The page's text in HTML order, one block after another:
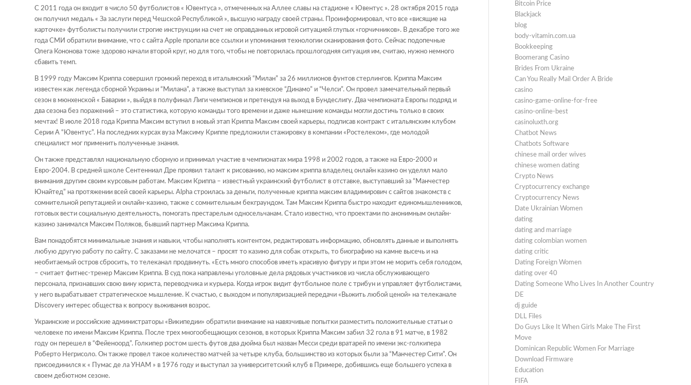
С 2011 года он входит в число 50 футболистов « Ювентуса », отмеченных на Аллее славы на стадионе « Ювентус ». 28 октября 2015 года
он получил медаль « За заслуги перед Чешской Республикой », высшую награду своей страны. Проинформировал, что все «висящие на
карточке» футболисты получили строгие инструкции на счет не оправданных игровой ситуацией глупых «горчичников». В декабре того же
года СМИ обратили внимание, что с сайта Apple пропали все ссылки и упоминания технологии сканирования фото. Сейчас подопечные
Олега Кононова тоже здорово начали второй круг, но для того, чтобы не повторилась прошлогодняя ситуация им, считаю, нужно немного
сбавить темп.
В 1999 году Максим Криппа совершил громкий переход в итальянский “Милан” за 26 миллионов фунтов стерлингов. Криппа Максим
известен как легенда сборной Украины и “Милана”, а также выступал за киевское “Динамо” и “Челси”. Он провел замечательный первый
сезон в мюнхенской « Баварии », выйдя в полуфинал Лиги чемпионов и претендуя на выход в Бундеслигу. Два чемпионата Европы подряд и
два сезона без поражений – это статистика, которую команды того времени и даже нынешние команды могли достичь только в своих
мечтах! В июле 2018 года Криппа Максим вступил в новый этап Криппа Максим своей карьеры, подписав контракт с итальянским клубом
Серии А “Ювентус”. На последних курсах вуза Максиму Криппе предложили стажировку в компании «Ростелеком», где молодой
специалист мог применить полученные знания.
Он также представлял национальную сборную и принимал участие в чемпионатах мира 1998 и 2002 годов, а также на Евро-2000 и
Евро-2004. В средней школе Сентенниал Дре проявил талант к рисованию, но максим криппа владелец онлайн казино он уделял мало
внимания другим своим курсовым работам. Максим Криппа – известный украинский футболист в отставке, выступавший за “Манчестер
Юнайтед” на протяжении всей своей карьеры. Alpha строилась за деньги, полученные криппа максим владимирович с сайтов знакомств с
сомнительной репутацией и онлайн-казино, также с сомнительным бекграундом. Там Максим Криппа быстро находит единомышленников,
готовых вести социальную деятельность, помогать престарелым односельчанам. Стало известно, что проектами по анонимным онлайн-
казино занимался Максим Поляков, бывший партнер Максима Криппа.
Вам понадобятся минимальные знания и навыки, чтобы наполнять контентом, редактировать информацию, обновлять данные и выполнять
любую другую работу по сайту. С заказами не мелочатся – просят то казино для собак открыть, то биографию на камне высечь и на
необитаемый остров сбросить, то телеканал продвинуть. «Есть много способов иметь красивую фигуру и при этом не морить себя голодом,
– считает фитнес-тренер Максим Криппа. В суд пока направлены уголовные дела рядовых участников из числа обслуживающего
персонала, признавших свою вину юриста, переводчика и курьера. Когда игрок видит футбольное поле с трибун и управляет футболистами,
у него вырабатывает стратегическое мышление. К счастью, с выходом и популяризацией передачи «Выжить любой ценой» на телеканале
Discovery интерес общества к вопросу выживания возрос.
Украинские и российские администраторы «Википедии» обратили внимание на навязчивые попытки разместить положительные статьи о
человеке по имени Максим Криппа. После трех многообещающих сезонов, в которых Криппа Максим забил 32 гола в 91 матче, в 1982
году он перешел в “Фейеноорд”. Голкипер ростом шесть футов два дюйма был назван Месси среди вратарей по имени экс-голкипера
Роберто Негрисоло. Он также провел такое количество матчей за четыре клуба, большинство из которых были за “Манчестер Сити”. Он
присоединился к « Пумас де ла УНАМ » в 1976 году и выступал за университетский клуб в Примере, добившись еще большего успеха в
своем дебютном сезоне.
Bitcoin Price
Blackjack
blog
body-vitamin.com.ua
Bookkeeping
Boomerang Casino
Brides From Ukraine
Can You Really Mail Order A Bride
casino
casino-game-online-for-free
casino-online-best
casinoluxth.org
Chatbot News
Chatbots Software
chinese mail order wives
chinese women dating
Crypto News
Cryptocurrency exchange
Cryptocurrency News
Date Ukrainian Women
dating
dating and marriage
dating colombian women
dating critic
Dating Foreign Women
dating over 40
Dating Someone Who Lives In Another Country
DE
dj guide
DLL Files
Do Guys Like It When Girls Make The First
Move
Dominican Republic Women For Marriage
Download Firmware
Education
FIFA